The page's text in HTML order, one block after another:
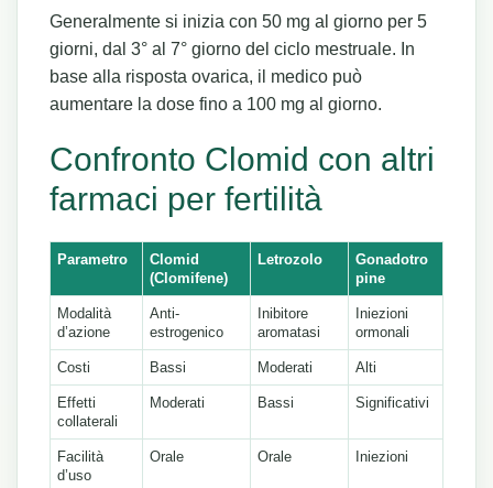
Generalmente si inizia con 50 mg al giorno per 5
giorni, dal 3° al 7° giorno del ciclo mestruale. In
base alla risposta ovarica, il medico può
aumentare la dose fino a 100 mg al giorno.
Confronto Clomid con altri
farmaci per fertilità
Parametro
Clomid
(Clomifene)
Letrozolo
Gonadotro
pine
Modalità
d’azione
Anti-
estrogenico
Inibitore
aromatasi
Iniezioni
ormonali
Costi Bassi Moderati Alti
Effetti
collaterali
Moderati Bassi Significativi
Facilità
d’uso
Orale Orale Iniezioni